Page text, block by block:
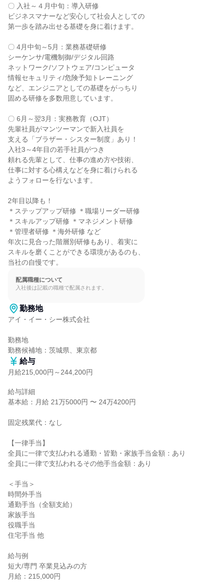
〇 入社～４月中旬：導入研修
ビジネスマナーなど安心して社会人としての
第一歩を踏み出せる基礎を身に着けます。
〇 4月中旬～5月：業務基礎研修
シーケンサ/電機制御/デジタル回路
ネットワーク/ソフトウェア/コンピュータ
情報セキュリティ/危険予知トレーニング
など、エンジニアとしての基礎をがっちり
固める研修を多数用意しています。
〇 6月～翌3月：実務教育（OJT）
先輩社員がマンツーマンで新入社員を
支える「ブラザー・シスター制度」あり！
入社3～4年目の若手社員がつき
頼れる先輩として、仕事の進め方や技術、
仕事に対する心構えなどを身に着けられる
ようフォローを行ないます。
2年目以降も！
＊ステップアップ研修 ＊職場リーダー研修
＊スキルアップ研修 ＊マネジメント研修
＊管理者研修 ＊海外研修 など
年次に見合った階層別研修もあり、着実に
スキルを磨くことができる環境があるのも、
当社の自慢です。
配属職種について
入社後は記載の職種で配属されます。
勤務地
アイ・イー・シー株式会社
勤務地
勤務候補地：茨城県、東京都
給与
月給215,000円～244,200円
給与詳細
基本給：月給 21万5000円 〜 24万4200円
固定残業代：なし
【一律手当】
全員に一律で支払われる通勤・皆勤・家族手当金額：あり
全員に一律で支払われるその他手当金額：あり
＜手当＞
時間外手当
通勤手当（全額支給）
家族手当
役職手当
住宅手当 他
給与例
短大/専門 卒業見込みの方
月給：215,000円